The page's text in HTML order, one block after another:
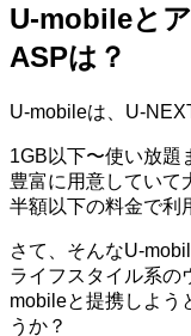
U-mobileと
ASPは？
U-mobileは、U-
1GB以下〜使い放題
豊富に用意していて
半額以下の料金で利
さて、そんなU-
ライフスタイル系の
mobileと提携しよう
うか？